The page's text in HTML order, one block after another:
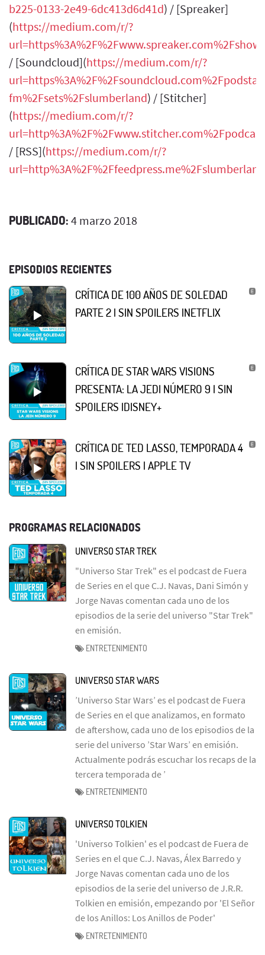
b225-0133-2e49-6dc413d6d41d) / [Spreaker]
(https://medium.com/r/?
/ [Soundcloud](https://medium.com/r/?
url=https%3A%2F%2Fsoundcloud.com%2Fpodstar-
fm%2Fsets%2Fslumberland) / [Stitcher]
(https://medium.com/r/?
/ [RSS](https://medium.com/r/?
url=http%3A%2F%2Ffeedpress.me%2Fslumberland
PUBLICADO: 4 marzo 2018
EPISODIOS RECIENTES
CRÍTICA DE 100 AÑOS DE SOLEDAD
PARTE 2 | SIN SPOILERS |NETFLIX
CRÍTICA DE STAR WARS VISIONS
PRESENTA: LA JEDI NÚMERO 9 | SIN
SPOILERS |DISNEY+
CRÍTICA DE TED LASSO, TEMPORADA 4
| SIN SPOILERS | APPLE TV
PROGRAMAS RELACIONADOS
UNIVERSO STAR TREK
"Universo Star Trek" es el podcast de Fuera
de Series en el que C.J. Navas, Dani Simón y
Jorge Navas comentan cada uno de los
episodios de la serie del universo "Star Trek"
en emisión.
ENTRETENIMIENTO
UNIVERSO STAR WARS
’Universo Star Wars’ es el podcast de Fuera
de Series en el que analizamos, en formato
de aftershow, cada uno de los episodios de la
serie del universo ’Star Wars’ en emisión.
Actualmente podrás escuchar los recaps de la
tercera temporada de ’
ENTRETENIMIENTO
UNIVERSO TOLKIEN
'Universo Tolkien' es el podcast de Fuera de
Series en el que C.J. Navas, Álex Barredo y
Jorge Navas comentan cada uno de los
episodios de la serie del universo de J.R.R.
Tolkien en emisión, empezando por 'El Señor
de los Anillos: Los Anillos de Poder'
ENTRETENIMIENTO